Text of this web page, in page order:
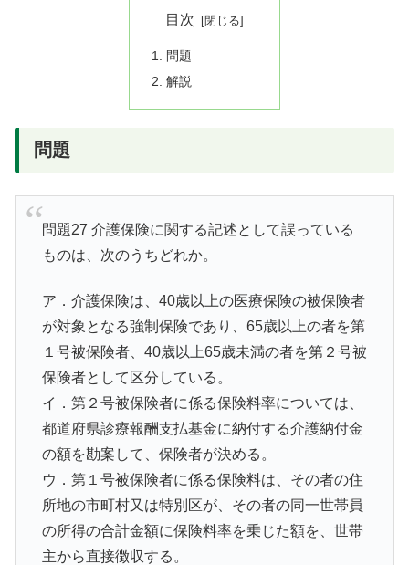
目次
問題
解説
問題
問題27 介護保険に関する記述として誤っている
ものは、次のうちどれか。
ア．介護保険は、40歳以上の医療保険の被保険者
が対象となる強制保険であり、65歳以上の者を第
１号被保険者、40歳以上65歳未満の者を第２号被
保険者として区分している。
イ．第２号被保険者に係る保険料率については、
都道府県診療報酬支払基金に納付する介護納付金
の額を勘案して、保険者が決める。
ウ．第１号被保険者に係る保険料は、その者の住
所地の市町村又は特別区が、その者の同一世帯員
の所得の合計金額に保険料率を乗じた額を、世帯
主から直接徴収する。